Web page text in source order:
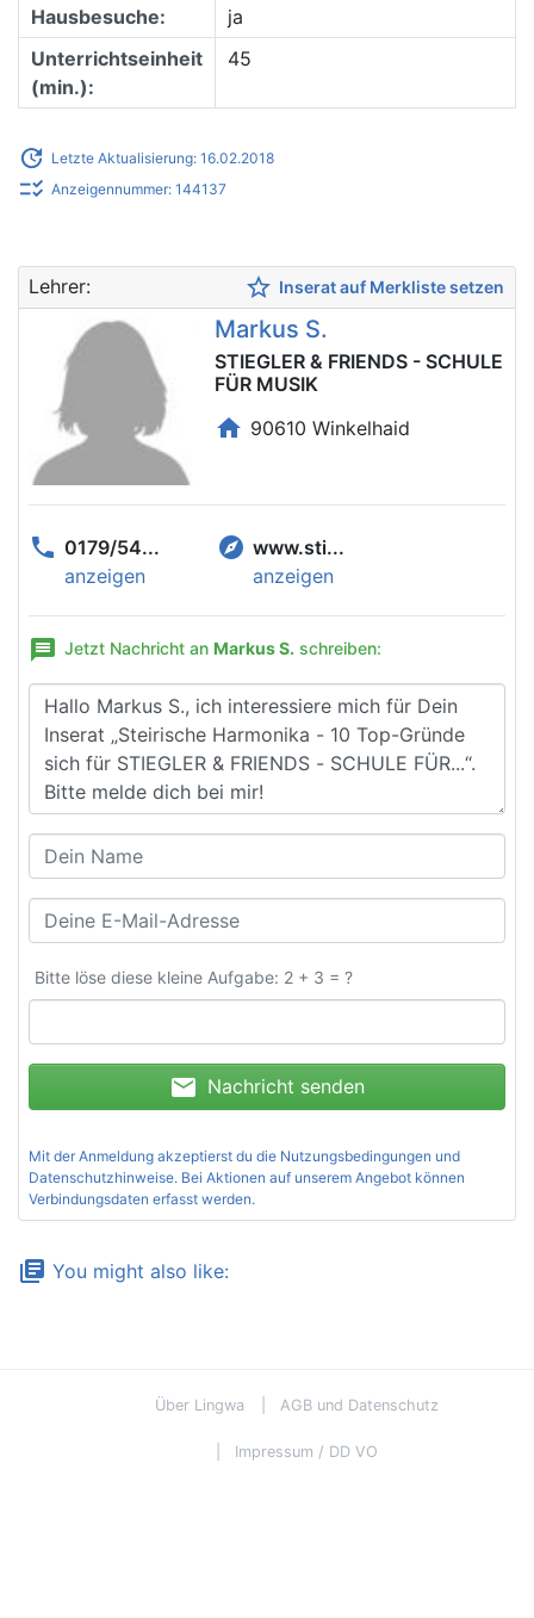
Hausbesuche:
ja
Unterrichtseinheit
(min.):
45
update Letzte Aktualisierung: 16.02.2018
checklist_rtl Anzeigennummer: 144137
Lehrer: star_border Inserat auf Merkliste setzen
Markus S.
STIEGLER & FRIENDS - SCHULE
FÜR MUSIK
home 90610 Winkelhaid
phone 0179/54...
anzeigen
explore www.sti...
anzeigen
message Jetzt Nachricht an Markus S. schreiben:
Bitte löse diese kleine Aufgabe: 2 + 3 = ?
mail Nachricht senden
Mit der Anmeldung akzeptierst du die Nutzungsbedingungen und
Datenschutzhinweise. Bei Aktionen auf unserem Angebot können
Verbindungsdaten erfasst werden.
library_books You might also like:
Über Lingwa AGB und Datenschutz
Impressum / DD VO